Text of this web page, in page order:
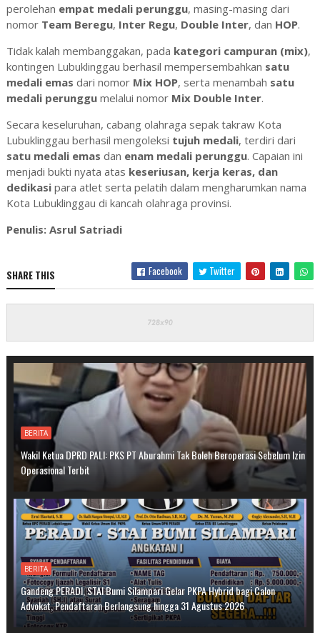
perolehan empat medali perunggu, masing-masing dari
nomor Team Beregu, Inter Regu, Double Inter, dan HOP.
Tidak kalah membanggakan, pada kategori campuran (mix),
kontingen Lubuklinggau berhasil mempersembahkan satu
medali emas dari nomor Mix HOP, serta menambah satu
medali perunggumelalui nomor Mix Double Inter.
Secara keseluruhan, cabang olahraga sepak takraw Kota
Lubuklinggau berhasil mengoleksi tujuh medali, terdiri dari
satu medali emas dan enam medali perunggu. Capaian ini
menjadi bukti nyata atas keseriusan, kerja keras, dan
dedikasipara atlet serta pelatih dalam mengharumkan nama
Kota Lubuklinggau di kancah olahraga provinsi.
Penulis: Asrul Satriadi
SHARE THIS Facebook Twitter
BERITA
Wakil Ketua DPRD PALI: PKS PT Aburahmi Tak Boleh Beroperasi Sebelum Izin
Operasional Terbit
BERITA
Gandeng PERADI, STAI Bumi Silampari Gelar PKPA Hybrid bagi Calon
Advokat, Pendaftaran Berlangsung hingga 31 Agustus 2026